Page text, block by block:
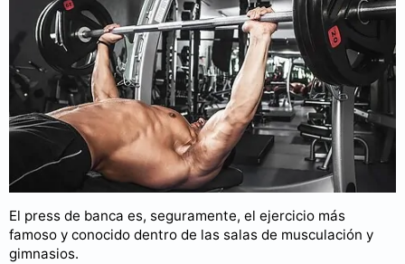
El press de banca es, seguramente, el ejercicio más
famoso y conocido dentro de las salas de musculación y
gimnasios.